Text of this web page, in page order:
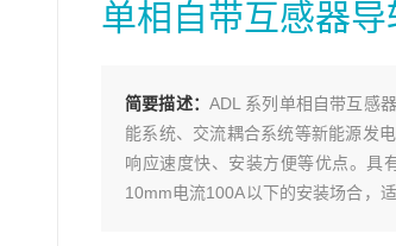
单相自带互感器
简要描述：ADL 系列单相自带互感
能系统、交流耦合系统等新能源发
响应速度快、安装方便等优点。具
10mm电流100A以下的安装场合，